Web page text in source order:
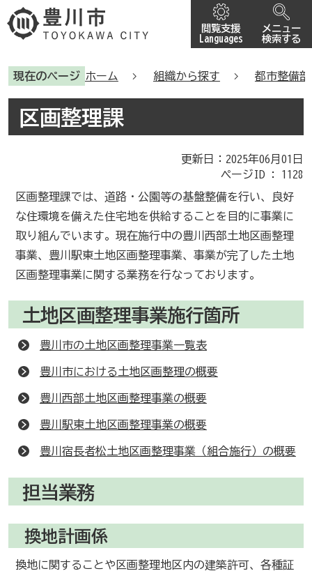
閲覧支援
Languages
メニュー
検索する
現在のページ ホーム 組織から探す 都市整備部
区画整理課
更新日：2025年06月01日
ページID : 1128
区画整理課では、道路・公園等の基盤整備を行い、良好
な住環境を備えた住宅地を供給することを目的に事業に
取り組んでいます。現在施行中の豊川西部土地区画整理
事業、豊川駅東土地区画整理事業、事業が完了した土地
区画整理事業に関する業務を行なっております。
土地区画整理事業施行箇所
豊川市の土地区画整理事業一覧表
豊川市における土地区画整理の概要
豊川西部土地区画整理事業の概要
豊川駅東土地区画整理事業の概要
豊川宿長者松土地区画整理事業（組合施行）の概要
担当業務
換地計画係
換地に関することや区画整理地区内の建築許可、各種証